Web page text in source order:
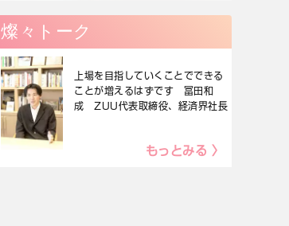
燦々トーク
上場を目指していくことでできる
ことが増えるはずです 冨田和
成 ZUU代表取締役、経済界社長
もっとみる 〉